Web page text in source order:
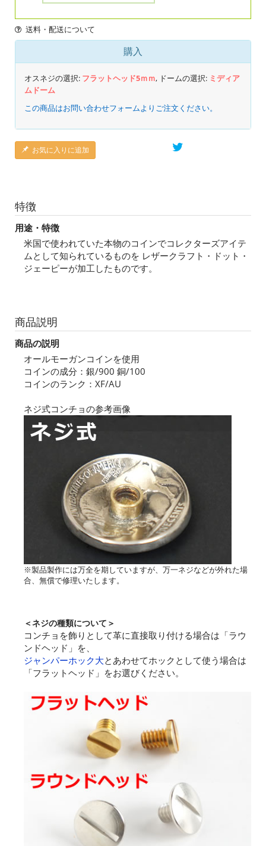
送料・配送について
購入
オスネジの選択: フラットヘッド5ｍｍ, ドームの選択: ミディア
ムドーム
この商品はお問い合わせフォームよりご注文ください。
お気に入りに追加
特徴
用途・特徴
米国で使われていた本物のコインでコレクターズアイテ
ムとして知られているものを レザークラフト・ドット・
ジェーピーが加工したものです。
商品説明
商品の説明
オールモーガンコインを使用
コインの成分：銀/900 銅/100
コインのランク：XF/AU
ネジ式コンチョの参考画像
※製品製作には万全を期していますが、万一ネジなどが外れた場
合、無償で修理いたします。
＜ネジの種類について＞
コンチョを飾りとして革に直接取り付ける場合は「ラウ
ンドヘッド」を、
ジャンパーホック大とあわせてホックとして使う場合は
「フラットヘッド」をお選びください。